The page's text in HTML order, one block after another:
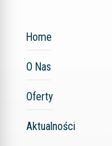
Home
O Nas
Oferty
Aktualności